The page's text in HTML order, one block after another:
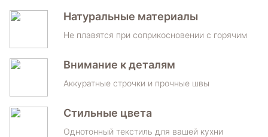
Натуральные материалы
Не плавятся при соприкосновении с горячим
Внимание к деталям
Аккуратные строчки и прочные швы
Стильные цвета
Однотонный текстиль для вашей кухни